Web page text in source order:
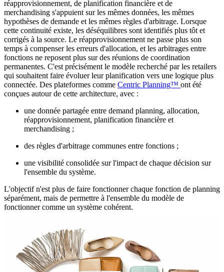
réapprovisionnement, de planification financière et de
merchandising s'appuient sur les mêmes données, les mêmes
hypothèses de demande et les mêmes règles d'arbitrage. Lorsque
cette continuité existe, les déséquilibres sont identifiés plus tôt et
corrigés à la source. Le réapprovisionnement ne passe plus son
temps à compenser les erreurs d'allocation, et les arbitrages entre
fonctions ne reposent plus sur des réunions de coordination
permanentes. C'est précisément le modèle recherché par les retailers
qui souhaitent faire évoluer leur planification vers une logique plus
connectée. Des plateformes comme Centric Planning™ ont été
conçues autour de cette architecture, avec :
une donnée partagée entre demand planning, allocation,
réapprovisionnement, planification financière et
merchandising ;
des règles d'arbitrage communes entre fonctions ;
une visibilité consolidée sur l'impact de chaque décision sur
l'ensemble du système.
L'objectif n'est plus de faire fonctionner chaque fonction de planning
séparément, mais de permettre à l'ensemble du modèle de
fonctionner comme un système cohérent.